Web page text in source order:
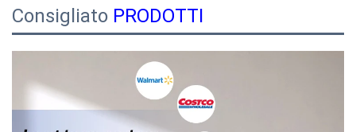
Consigliato PRODOTTI